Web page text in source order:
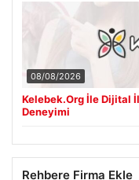
08/08/2026
Kelebek.Org İle Dijital
Deneyimi
Rehbere Firma Ekle